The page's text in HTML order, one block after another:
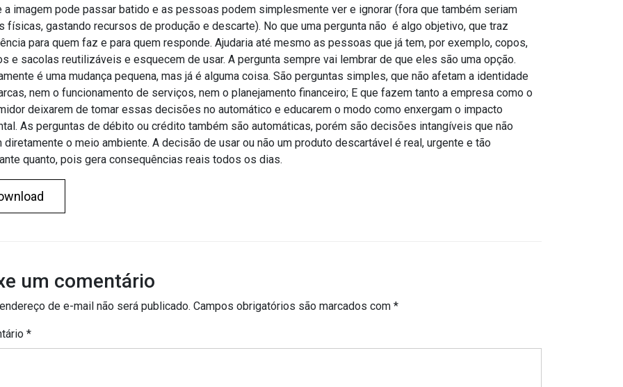
a imagem pode passar batido e as pessoas podem simplesmente ver e ignorar (fora que também seriam
físicas, gastando recursos de produção e descarte). No que uma pergunta não  é algo objetivo, que traz
para quem faz e para quem responde. Ajudaria até mesmo as pessoas que já tem, por exemplo, copos,
e sacolas reutilizáveis e esquecem de usar. A pergunta sempre vai lembrar de que eles são uma opção.
é uma mudança pequena, mas já é alguma coisa. São perguntas simples, que não afetam a identidade
nem o funcionamento de serviços, nem o planejamento financeiro; E que fazem tanto a empresa como o
deixarem de tomar essas decisões no automático e educarem o modo como enxergam o impacto
As perguntas de débito ou crédito também são automáticas, porém são decisões intangíveis que não
diretamente o meio ambiente. A decisão de usar ou não um produto descartável é real, urgente e tão
quanto, pois gera consequências reais todos os dias.
um comentário
de e-mail não será publicado. Campos obrigatórios são marcados com *
*